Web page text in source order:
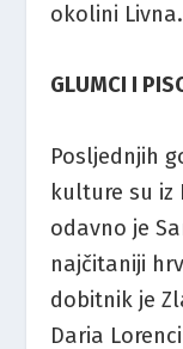
okolini Livna.
GLUMCI I
Posljednjih
kulture su iz
odavno je
najčitaniji
dobitnik je
Daria